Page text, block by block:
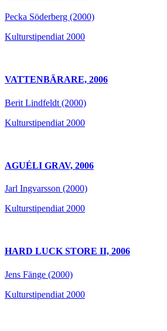
Pecka Söderberg (2000)
Kulturstipendiat 2000
VATTENBÄRARE, 2006
Berit Lindfeldt (2000)
Kulturstipendiat 2000
AGUÉLI GRAV, 2006
Jarl Ingvarsson (2000)
Kulturstipendiat 2000
HARD LUCK STORE II, 2006
Jens Fänge (2000)
Kulturstipendiat 2000